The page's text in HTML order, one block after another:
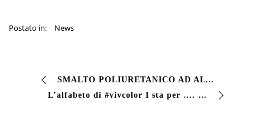
Postato in: News
SMALTO POLIURETANICO AD ALTA COPERTURA e ALTO SPESSORE #Smalto di finitura bicomponente poliuretanico #lucido con ottime caratteristiche Resistenza agli agent…
L’alfabeto di #vivcolor I sta per …. #impregnanti Un impregnante è un prodotto che serve a proteggere e/o a colorare il legno e che penetra nella porosità de…